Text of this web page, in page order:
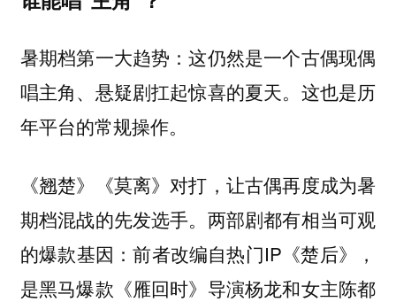
暑期档第一大趋势：这仍然是一个古偶现偶
唱主角、悬疑剧扛起惊喜的夏天。这也是历
年平台的常规操作。
《翘楚》《莫离》对打，让古偶再度成为暑
期档混战的先发选手。两部剧都有相当可观
的爆款基因：前者改编自热门IP《楚后》，
是黑马爆款《雁回时》导演杨龙和女主陈都